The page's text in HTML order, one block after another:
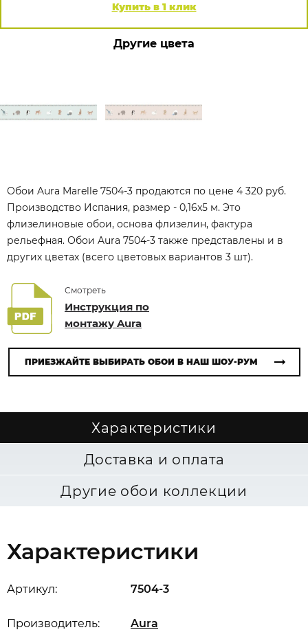
Купить в 1 клик
Другие цвета
Обои Aura Marelle 7504-3 продаются по цене 4 320 руб.
Производство Испания, размер - 0,16x5 м. Это
флизелиновые обои, основа флизелин, фактура
рельефная. Обои Aura 7504-3 также представлены и в
других цветах (всего цветовых вариантов 3 шт).
Смотреть
Инструкция по
монтажу Aura
ПРИЕЗЖАЙТЕ ВЫБИРАТЬ ОБОИ В НАШ ШОУ-РУМ
Характеристики
Доставка и оплата
Другие обои коллекции
Характеристики
Артикул: 7504-3
Производитель: Aura